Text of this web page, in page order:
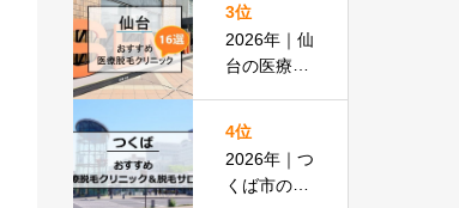
脱毛＆脱毛
サロン全16
選
3位
2026年｜仙
台の医療脱
払いOKの
安い医院も
紹介
4位
2026年｜つ
くば市のお